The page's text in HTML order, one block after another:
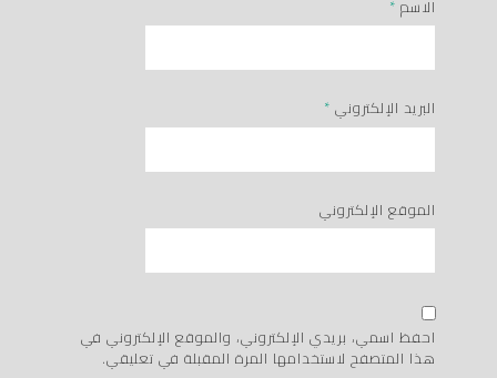
الاسم *
البريد الإلكتروني *
الموقع الإلكتروني
احفظ اسمي، بريدي الإلكتروني، والموقع الإلكتروني في
هذا المتصفح لاستخدامها المرة المقبلة في تعليقي.